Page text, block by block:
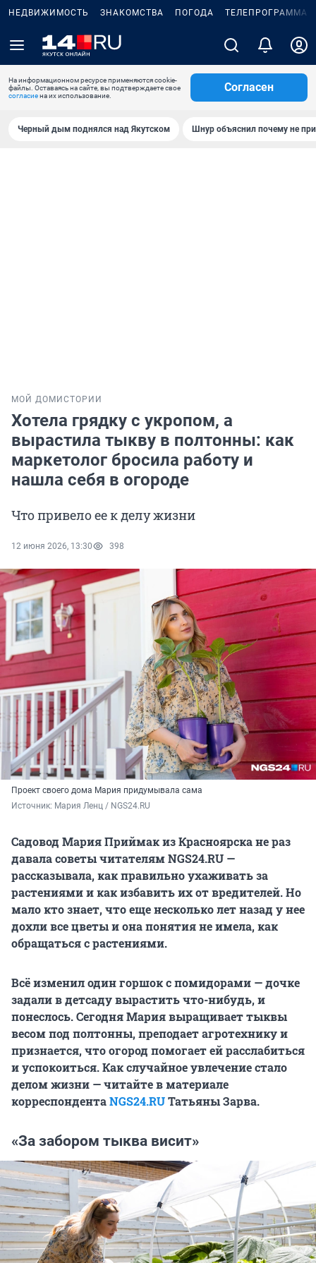
НЕДВИЖИМОСТЬ ЗНАКОМСТВА ПОГОДА ТЕЛЕПРОГРАММА
На информационном ресурсе применяются cookie-
файлы. Оставаясь на сайте, вы подтверждаете свое
согласиена их использование.
Согласен
Черный дым поднялся над Якутском Шнур объяснил почему не
МОЙ ДОМ ИСТОРИИ
Хотела грядку с укропом, а
вырастила тыкву в полтонны: как
маркетолог бросила работу и
нашла себя в огороде
Что привело ее к делу жизни
12 июня 2026, 13:30 398
Проект своего дома Мария придумывала сама
Источник: Мария Ленц / NGS24.RU
Садовод Мария Приймак из Красноярска не раз
давала советы читателям NGS24.RU —
рассказывала, как правильно ухаживать за
растениями и как избавить их от вредителей. Но
мало кто знает, что еще несколько лет назад у нее
дохли все цветы и она понятия не имела, как
обращаться с растениями.
Всё изменил один горшок с помидорами — дочке
задали в детсаду вырастить что-нибудь, и
понеслось. Сегодня Мария выращивает тыквы
весом под полтонны, преподает агротехнику и
признается, что огород помогает ей расслабиться
и успокоиться. Как случайное увлечение стало
делом жизни — читайте в материале
корреспондентаNGS24.RUТатьяны Зарва.
«За забором тыква висит»